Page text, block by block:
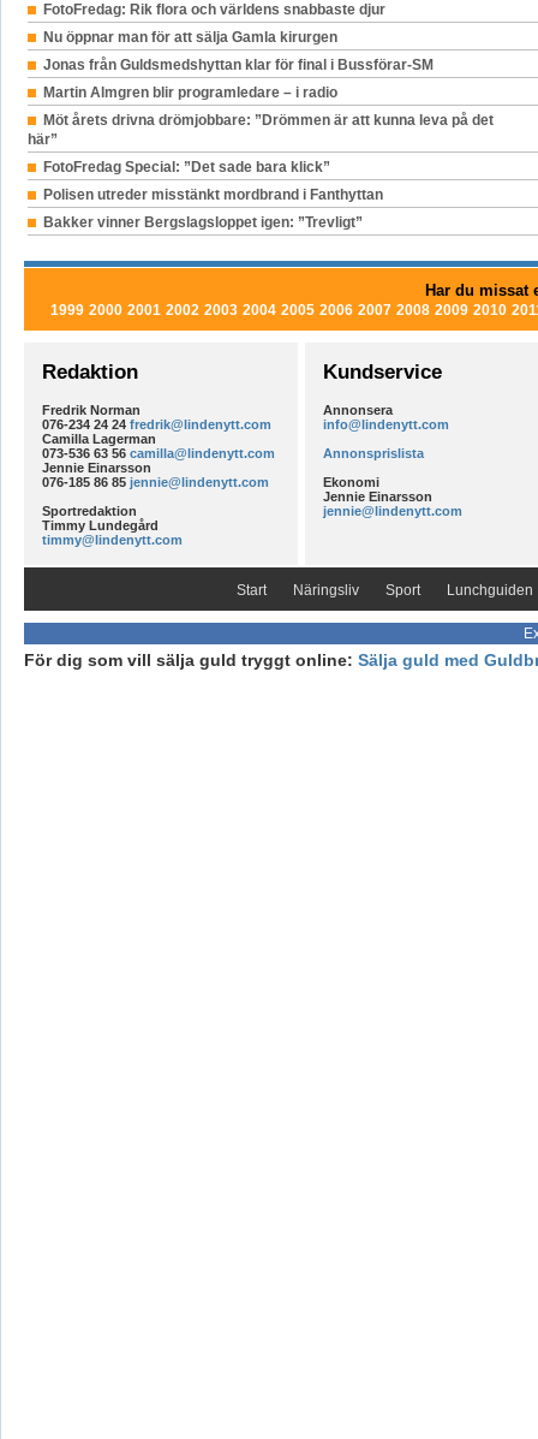
FotoFredag: Rik flora och världens snabbaste djur
Nu öppnar man för att sälja Gamla kirurgen
Jonas från Guldsmedshyttan klar för final i Bussförar-SM
Martin Almgren blir programledare – i radio
Möt årets drivna drömjobbare: ”Drömmen är att kunna leva på det
här”
FotoFredag Special: ”Det sade bara klick”
Polisen utreder misstänkt mordbrand i Fanthyttan
Bakker vinner Bergslagsloppet igen: ”Trevligt”
Har du missat
1999 2000 2001 2002 2003 2004 2005 2006 2007 2008 2009 2010
Redaktion
Fredrik Norman
076-234 24 24 fredrik@lindenytt.com
Camilla Lagerman
073-536 63 56 camilla@lindenytt.com
Jennie Einarsson
076-185 86 85 jennie@lindenytt.com
Sportredaktion
Timmy Lundegård
timmy@lindenytt.com
Kundservice
Annonsera
info@lindenytt.com
Annonsprislista
Ekonomi
Jennie Einarsson
jennie@lindenytt.com
Start Näringsliv Sport Lunchguiden
För dig som vill sälja guld tryggt online: Sälja guld med